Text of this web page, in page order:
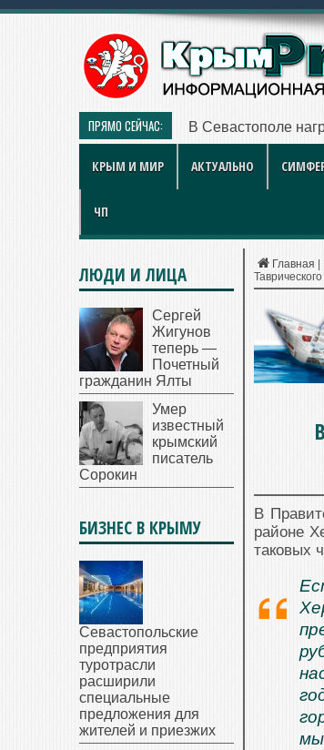
ПРЯМО СЕЙЧАС: В Севастополе
КРЫМ И МИР АКТУАЛЬНО
ЧП
Главная
Таврического
В
районе
таковых
ЛЮДИ И ЛИЦА
Сергей
Жигунов
теперь —
Почетный
гражданин Ялты
Умер
известный
крымский
писатель
Сорокин
БИЗНЕС В КРЫМУ
Севастопольские
предприятия
туротрасли
расширили
специальные
предложения для
жителей и приезжих